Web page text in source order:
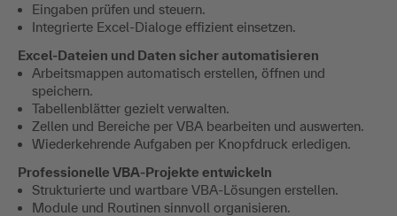
Eingaben prüfen und steuern.
Integrierte Excel-Dialoge effizient einsetzen.
Excel-Dateien und Daten sicher automatisieren
Arbeitsmappen automatisch erstellen, öffnen und
speichern.
Tabellenblätter gezielt verwalten.
Zellen und Bereiche per VBA bearbeiten und auswerten.
Wiederkehrende Aufgaben per Knopfdruck erledigen.
Professionelle VBA-Projekte entwickeln
Strukturierte und wartbare VBA-Lösungen erstellen.
Module und Routinen sinnvoll organisieren.